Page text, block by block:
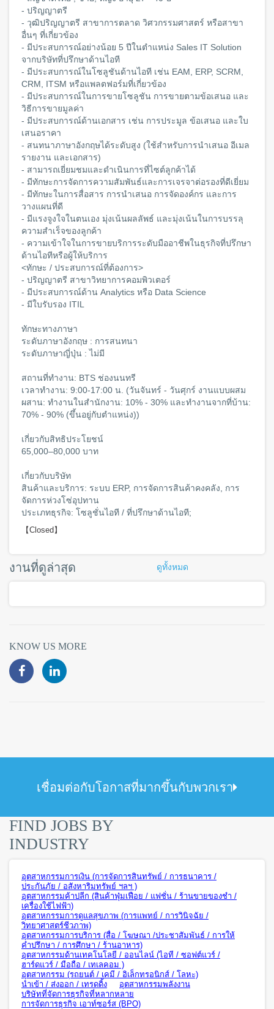
- ปริญญาตรี
- วุฒิปริญญาตรี สาขาการตลาด วิศวกรรมศาสตร์ หรือสาขา
อื่นๆ ที่เกี่ยวข้อง
- มีประสบการณ์อย่างน้อย 5 ปีในตำแหน่ง Sales IT Solution
จากบริษัทที่ปรึกษาด้านไอที
- มีประสบการณ์ในโซลูชันด้านไอที เช่น EAM, ERP, SCRM,
CRM, ITSM หรือแพลตฟอร์มที่เกี่ยวข้อง
- มีประสบการณ์ในการขายโซลูชัน การขายตามข้อเสนอ และ
วิธีการขายมูลค่า
- มีประสบการณ์ด้านเอกสาร เช่น การประมูล ข้อเสนอ และใบ
เสนอราคา
- สนทนาภาษาอังกฤษได้ระดับสูง (ใช้สำหรับการนำเสนอ อีเมล
รายงาน และเอกสาร)
- สามารถเยี่ยมชมและดำเนินการที่ไซต์ลูกค้าได้
- มีทักษะการจัดการความสัมพันธ์และการเจรจาต่อรองที่ดีเยี่ยม
- มีทักษะในการสื่อสาร การนำเสนอ การจัดองค์กร และการ
วางแผนที่ดี
- มีแรงจูงใจในตนเอง มุ่งเน้นผลลัพธ์ และมุ่งเน้นในการบรรลุ
ความสำเร็จของลูกค้า
- ความเข้าใจในการขายบริการระดับมืออาชีพในธุรกิจที่ปรึกษา
ด้านไอทีหรือผู้ให้บริการ
<ทักษะ / ประสบการณ์ที่ต้องการ>
- ปริญญาตรี สาขาวิทยาการคอมพิวเตอร์
- มีประสบการณ์ด้าน Analytics หรือ Data Science
- มีใบรับรอง ITIL
ทักษะทางภาษา
ระดับภาษาอังกฤษ : การสนทนา
ระดับภาษาญี่ปุ่น : ไม่มี
สถานที่ทำงาน: BTS ช่องนนทรี
เวลาทำงาน: 9:00-17:00 น. (วันจันทร์ - วันศุกร์ งานแบบผสม
ผสาน: ทำงานในสำนักงาน: 10% - 30% และทำงานจากที่บ้าน:
70% - 90% (ขึ้นอยู่กับตำแหน่ง))
เกี่ยวกับสิทธิประโยชน์
65,000–80,000 บาท
เกี่ยวกับบริษัท
สินค้าและบริการ: ระบบ ERP, การจัดการสินค้าคงคลัง, การ
จัดการห่วงโซ่อุปทาน
ประเภทธุรกิจ: โซลูชั่นไอที / ที่ปรึกษาด้านไอที;
【Closed】
งานที่ดูล่าสุด ดูทั้งหมด
KNOW US MORE
เชื่อมต่อกับโอกาสที่มากขึ้นกับพวกเรา
FIND JOBS BY
INDUSTRY
อุตสาหกรรมการเงิน (การจัดการสินทรัพย์ / การธนาคาร /
ประกันภัย / อสังหาริมทรัพย์ ฯลฯ )
อุตสาหกรรมค้าปลีก (สินค้าฟุ่มเฟือย / แฟชั่น / ร้านขายของชำ /
เครื่องใช้ไฟฟ้า)
อุตสาหกรรมการดูแลสุขภาพ (การแพทย์ / การวินิจฉัย /
วิทยาศาสตร์ชีวภาพ)
อุตสาหกรรมการบริการ (สื่อ / โฆษณา /ประชาสัมพันธ์ / การให้
คำปรึกษา / การศึกษา / ร้านอาหาร)
อุตสาหกรรมด้านเทคโนโลยี / ออนไลน์ (ไอที / ซอฟต์แวร์ /
ฮาร์ดแวร์ / มือถือ / เทเลคอม )
อุตสาหกรรม (รถยนต์ / เคมี / อิเล็กทรอนิกส์ / โลหะ)
นำเข้า / ส่งออก / เทรดดิ้ง
อุตสาหกรรมพลังงาน
บริษัทที่จัดการธุรกิจที่หลากหลาย
การจัดการธุรกิจ เอาท์ซอร์ส (BPO)